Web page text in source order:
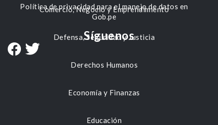
Comercio, Negocio y Emprendimiento
Defensa, Seguridad y Justicia
Derechos Humanos
Economía y Finanzas
Educación
Política de privacidad para el manejo de datos en
Gob.pe
Síguenos